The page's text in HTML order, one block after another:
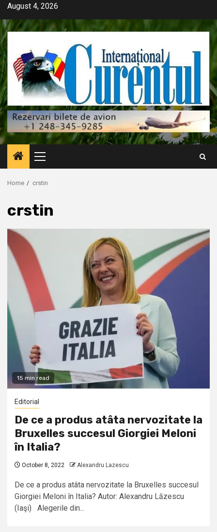
Skip
content
August 4, 2026
Primary
Menu
Home crstin
crstin
15 min read
Editorial
De ce a produs atâta nervozitate la
Bruxelles succesul Giorgiei Meloni
în Italia?
October 8, 2022 Alexandru Lazescu
De ce a produs atâta nervozitate la Bruxelles succesul
Giorgiei Meloni în Italia? Autor: Alexandru Lăzescu
(Iaşi) Alegerile din...